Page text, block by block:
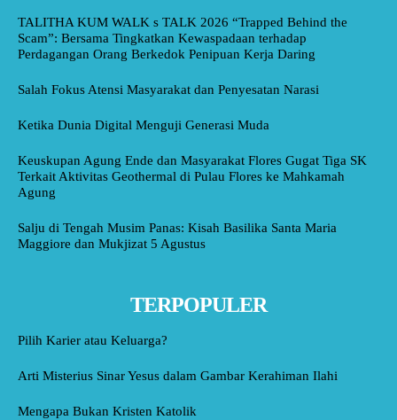
TALITHA KUM WALK s TALK 2026 “Trapped Behind the
Scam”: Bersama Tingkatkan Kewaspadaan terhadap
Perdagangan Orang Berkedok Penipuan Kerja Daring
Salah Fokus Atensi Masyarakat dan Penyesatan Narasi
Ketika Dunia Digital Menguji Generasi Muda
Keuskupan Agung Ende dan Masyarakat Flores Gugat Tiga SK
Terkait Aktivitas Geothermal di Pulau Flores ke Mahkamah
Agung
Salju di Tengah Musim Panas: Kisah Basilika Santa Maria
Maggiore dan Mukjizat 5 Agustus
TERPOPULER
Pilih Karier atau Keluarga?
Arti Misterius Sinar Yesus dalam Gambar Kerahiman Ilahi
Mengapa Bukan Kristen Katolik